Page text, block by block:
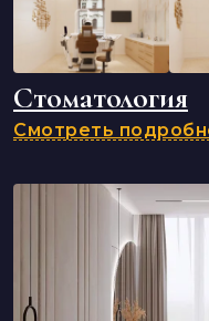
Стоматология
Смотреть